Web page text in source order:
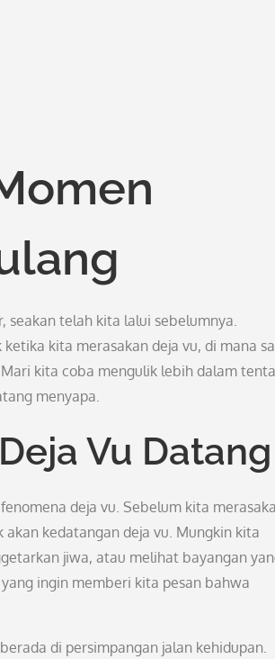
seakan telah kita lalui sebelumnya.
kita merasakan deja vu, di mana
kita coba mengulik lebih dalam
menyapa.
Vu Datang
deja vu. Sebelum kita
kedatangan deja vu. Mungkin kita
jiwa, atau melihat bayangan
ingin memberi kita pesan bahwa
di persimpangan jalan kehidupan.